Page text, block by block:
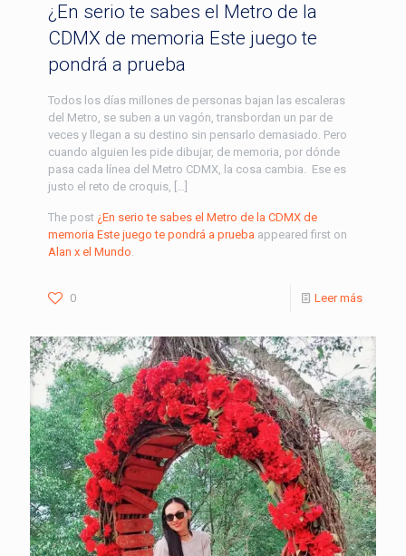
¿En serio te sabes el Metro de la
CDMX de memoria Este juego te
pondrá a prueba
Todos los días millones de personas bajan las escaleras
del Metro, se suben a un vagón, transbordan un par de
veces y llegan a su destino sin pensarlo demasiado. Pero
cuando alguien les pide dibujar, de memoria, por dónde
pasa cada línea del Metro CDMX, la cosa cambia. Ese es
justo el reto de croquis, […]
The post ¿En serio te sabes el Metro de la CDMX de
memoria Este juego te pondrá a prueba appeared first on
Alan x el Mundo.
0 Leer más